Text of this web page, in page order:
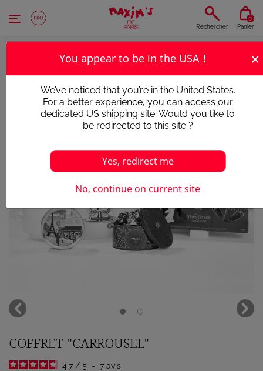
Panneau de gestion des cookies
Rechercher Panier
0
COFFRET "CARROUSEL"
4.7 / 5 - 7 avis
You appear to be in the USA ! ×
We’ve noticed that you’re in the United States.
For a better experience, you can access our
dedicated US shipping site. Would you like to
be redirected to this site ?
Yes, redirect me
No, continue on current site